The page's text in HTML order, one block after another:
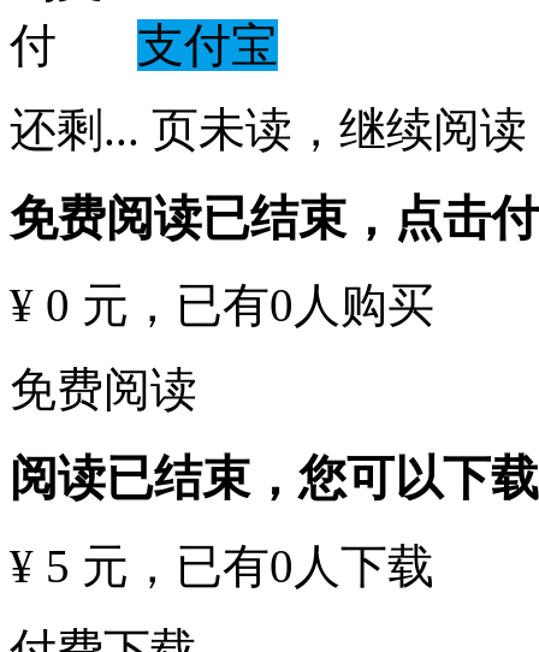
支付宝
还剩 ... 页未读， 继续阅读
免费阅读已结束，点击
¥ 0 元 ，已有0 人购买
免费阅读
阅读已结束，您可以下
¥ 5 元 ，已有0 人下载